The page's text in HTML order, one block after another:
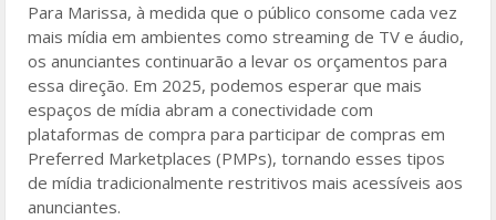
Para Marissa, à medida que o público consome cada vez
mais mídia em ambientes como streaming de TV e áudio,
os anunciantes continuarão a levar os orçamentos para
essa direção. Em 2025, podemos esperar que mais
espaços de mídia abram a conectividade com
plataformas de compra para participar de compras em
Preferred Marketplaces (PMPs), tornando esses tipos
de mídia tradicionalmente restritivos mais acessíveis aos
anunciantes.